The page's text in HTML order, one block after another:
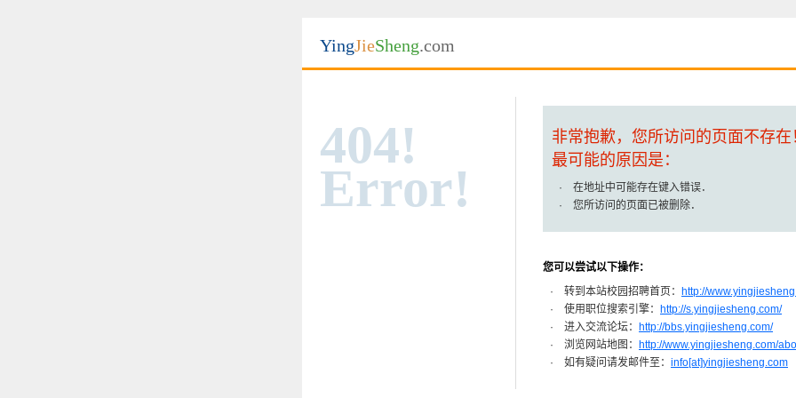
YingJieSheng.com
404!
Error!
非常抱歉，您所访问的页面不存在
最可能的原因是：
· 在地址中可能存在键入错误．
· 您所访问的页面已被删除．
您可以尝试以下操作：
· 转到本站校园招聘首页： http://
· 使用职位搜索引擎： http://s.yingjiesheng.com/
· 进入交流论坛： http://bbs.yingjiesheng.com/
· 浏览网站地图： http://www.yingjiesheng.com/
· 如有疑问请发邮件至： info[at]yingjiesheng.com